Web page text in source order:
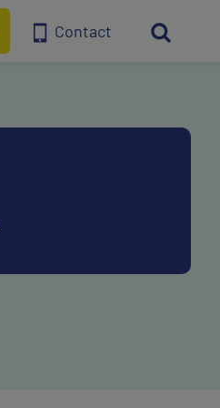
Contact